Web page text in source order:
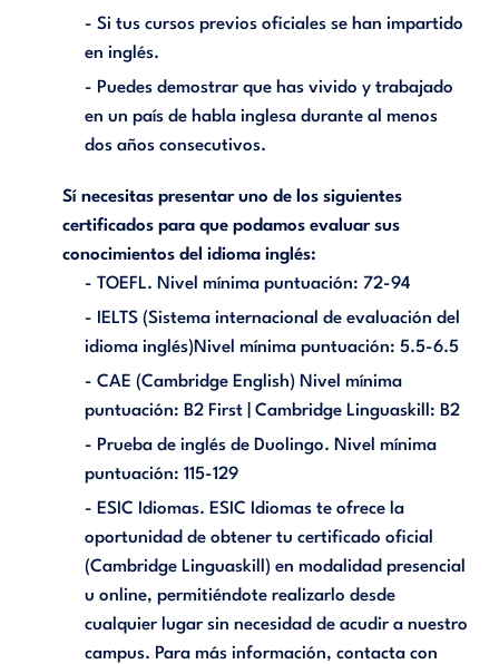
- Si tus cursos previos oficiales se han impartido
en inglés.
- Puedes demostrar que has vivido y trabajado
en un país de habla inglesa durante al menos
dos años consecutivos.
Sí necesitas presentar uno de los siguientes
certificados para que podamos evaluar sus
conocimientos del idioma inglés:
- TOEFL. Nivel mínima puntuación: 72-94
- IELTS (Sistema internacional de evaluación del
idioma inglés)Nivel mínima puntuación: 5.5-6.5
- CAE (Cambridge English) Nivel mínima
puntuación: B2 First | Cambridge Linguaskill: B2
- Prueba de inglés de Duolingo. Nivel mínima
puntuación: 115-129
- ESIC Idiomas. ESIC Idiomas te ofrece la
oportunidad de obtener tu certificado oficial
(Cambridge Linguaskill) en modalidad presencial
u online, permitiéndote realizarlo desde
cualquier lugar sin necesidad de acudir a nuestro
campus. Para más información, contacta con